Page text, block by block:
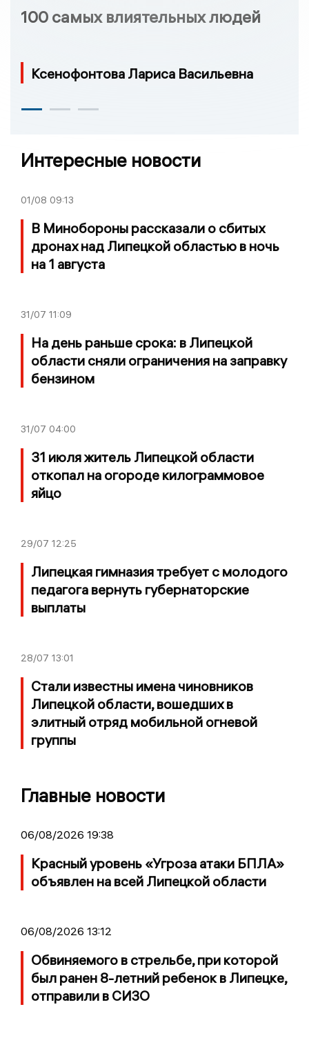
100 самых влиятельных людей
Ксенофонтова Лариса Васильевна
Интересные новости
01/08 09:13
В Минобороны рассказали о сбитых
дронах над Липецкой областью в ночь
на 1 августа
31/07 11:09
На день раньше срока: в Липецкой
области сняли ограничения на заправку
бензином
31/07 04:00
31 июля житель Липецкой области
откопал на огороде килограммовое
яйцо
29/07 12:25
Липецкая гимназия требует с молодого
педагога вернуть губернаторские
выплаты
28/07 13:01
Стали известны имена чиновников
Липецкой области, вошедших в
элитный отряд мобильной огневой
группы
Главные новости
06/08/2026 19:38
Красный уровень «Угроза атаки БПЛА»
объявлен на всей Липецкой области
06/08/2026 13:12
Обвиняемого в стрельбе, при которой
был ранен 8-летний ребенок в Липецке,
отправили в СИЗО